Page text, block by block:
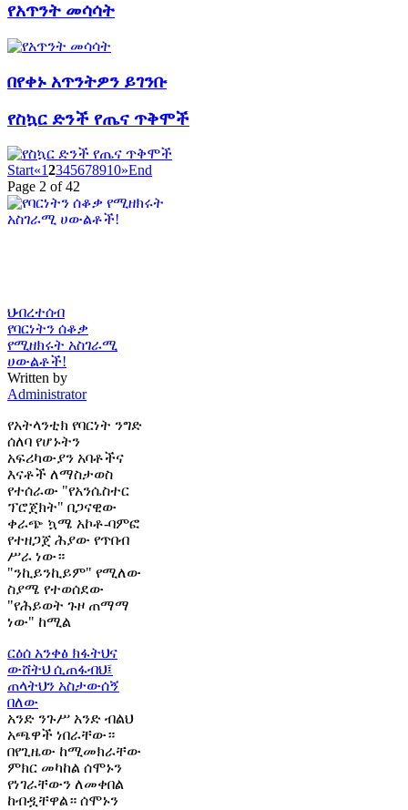
የአጥንት መሳሳት
በየቀኑ አጥንትዎን ይገንቡ
የስኳር ድንች የጤና ጥቅሞች
Start«12345678910»End
Page 2 of 42
ህብረተሰብ
የባርነትን ሰቆቃ
የሚዘክሩት አስገራሚ
ሀውልቶች!
Written by
Administrator
የአትላንቲክ የባርነት ንግድ
ሰለባ የሆኑትን
አፍሪካውያን አባቶችና
እናቶች ለማስታወስ
የተሰራው "የአንሴስተር
ፕሮጀክት" በጋናዊው
ቀራጭ ኳሜ አኮቶ-ባምፎ
የተዘጋጀ ሕያው የጥበብ
ሥራ ነው።
"ንኪይንኪይም" የሚለው
ስያሜ የተወሰደው
"የሕይወት ጉዞ ጠማማ
ነው" ከሚል
ርዕሰ አንቀፅ ክፋትህና
ውሸትህ ሲጠፋብህ፤
ጠላትህን አስታውሰኝ
በለው
አንድ ንጉሥ አንድ ብልህ
አጫዋች ነበራቸው።
በየጊዜው ከሚመክራቸው
ምክር መካከል ሰሞኑን
የነገራቸውን ለመቀበል
ከብዷቸዋል። ሰሞኑን